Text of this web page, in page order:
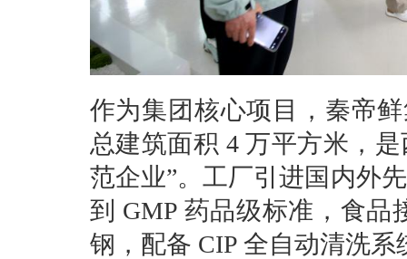
作为集团核心项目，秦帝
总建筑面积 4 万平方米，
范企业”。工厂引进国内外
到 GMP 药品级标准，食品
钢，配备 CIP 全自动清洗系